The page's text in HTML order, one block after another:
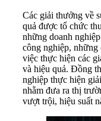
Các giải thưởng về
quả được tổ chức
những doanh
công nghiệp,
việc thực hiện các
và hiệu quả. Đồng
nghiệp thực hiện
nhằm đưa ra thị
vượt trội, hiệu suất